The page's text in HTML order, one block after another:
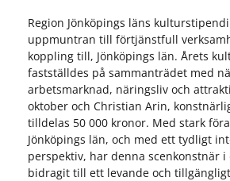
Region Jönköpings läns
uppmuntran till förtjänstfull
koppling till, Jönköpings län. Årets
fastställdes på sammanträdet med
arbetsmarknad, näringsliv och
oktober och Christian Arin,
tilldelas 50 000 kronor. Med stark
Jönköpings län, och med ett tydligt
perspektiv, har denna scenkonstnär
bidragit till ett levande och